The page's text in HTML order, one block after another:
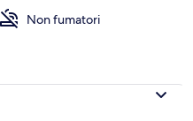
Non fumatori